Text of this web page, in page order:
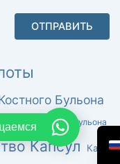
Бульона
Из Костного Бульона
Капсул